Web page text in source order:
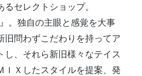
セレクトショップ。
。独自の主眼と感覚を大事
旧問わずこだわりを持ってア
し、それら新旧様々なテイス
ＩＸしたスタイルを提案、発